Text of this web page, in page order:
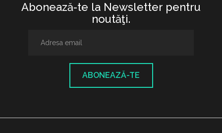
Abonează-te la Newsletter pentru
noutăţi.
ABONEAZĂ-TE